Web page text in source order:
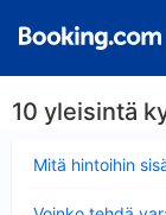
10 yleisintä
Mitä hintoihin